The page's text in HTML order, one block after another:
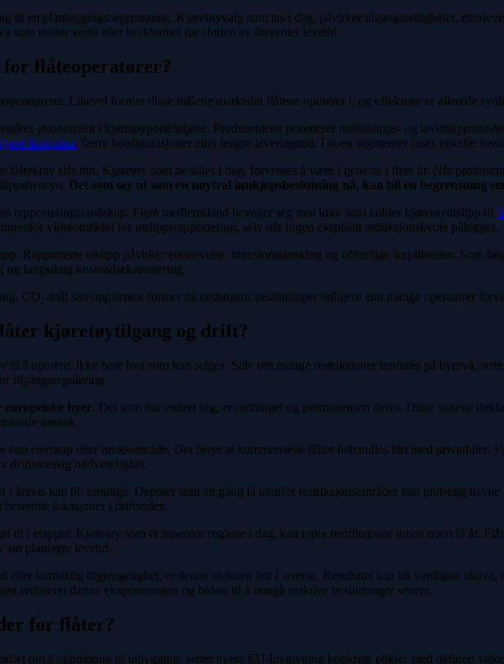
til en planleggingsbegrensning. Kjøretøyvalg som tas i dag, påvirker tilgangsrettigheter,
som mister verdi eller brukbarhet før slutten av forventet levetid.
flåteoperatører?
Likevel former disse målene markedet flåtene opererer i, og effektene er allerede
økonomien i kjøretøyporteføljene. Produsentene prioriterer nullutslipps- og
listepriser, færre konfigurasjoner eller lengre leveringstid. I noen segmenter fases enkelte
slår inn. Kjøretøy som bestilles i dag, forventes å være i tjeneste i flere år. Når
Det som ser ut som en nøytral innkjøpsbeslutning nå, kan bli en begrensning
rapporteringslandskap. Flere medlemsland beveger seg mot krav som kobler kjøretøyutslipp til
virkeområdet for utslippsrapportering, selv når ingen eksplisitt reduksjonskvote pålegges.
Rapporterte utslipp påvirker etterlevelse, investorgransking og offentlige forpliktelser. Som
og langsiktig kostnadseksponering.
CO₂-mål satt oppstrøms former nå nedstrøms beslutninger tidligere enn mange operatører
kjøretøytilgang og drift?
å operere, ikke bare hva som kan selges. Selv om mange restriksjoner innføres på bynivå,
tilgangsregulering.
europeiske byer. Det som har endret seg, er omfanget og permanensen deres. Disse sonene
unntak.
enn eierskap eller bruksområde. Det betyr at kommersielle flåter behandles likt med privatbiler.
driftsmessig nødvendighet.
årevis kan bli umulige. Depoter som en gang lå utenfor restriksjonsområder kan plutselig
lokasjoner i driftstiden.
til i etapper. Kjøretøy som er innenfor reglene i dag, kan møte restriksjoner innen noen få år.
sin planlagte levetid.
eller kortsiktig tilgjengelighet, er denne risikoen lett å overse. Resultatet kan bli verdiløse aktiva,
reduserer denne eksponeringen og bidrar til å unngå reaktive beslutninger senere.
for flåter?
om å oppmuntre til utbygging, setter nyere EU-lovgivning konkrete plikter med definert